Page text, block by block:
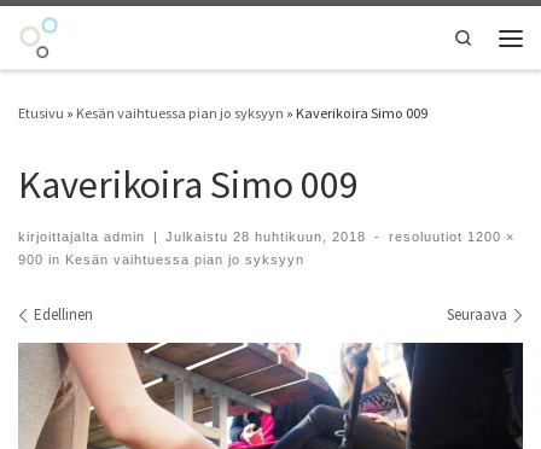
Skip to content
Search
Etusivu » Kesän vaihtuessa pian jo syksyyn » Kaverikoira Simo 009
Kaverikoira Simo 009
kirjoittajalta admin | Julkaistu28 huhtikuun, 2018 - resoluutiot 1200 ×
900 in Kesän vaihtuessa pian jo syksyyn
Kuvien navigointi
Edellinen Seuraava